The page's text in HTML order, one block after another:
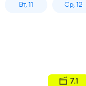
Вт, 11 Ср, 12
7.1